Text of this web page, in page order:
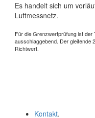
Es handelt sich um
Luftmessnetz.
Für die Grenzwertprüfung ist
ausschlaggebend. Der gleitende
Richtwert.
Kontakt.